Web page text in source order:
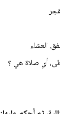
العشاء
أي صلاة هي ؟